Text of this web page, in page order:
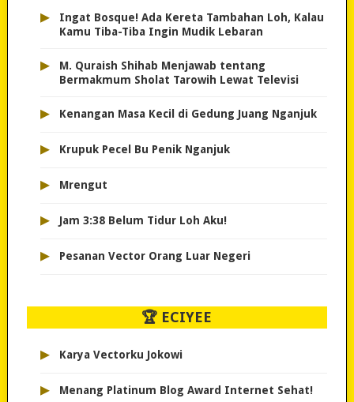
▸
Ingat Bosque! Ada Kereta Tambahan Loh, Kalau
Kamu Tiba-Tiba Ingin Mudik Lebaran
▸
M. Quraish Shihab Menjawab tentang
Bermakmum Sholat Tarowih Lewat Televisi
▸ Kenangan Masa Kecil di Gedung Juang Nganjuk
▸ Krupuk Pecel Bu Penik Nganjuk
▸ Mrengut
▸ Jam 3:38 Belum Tidur Loh Aku!
▸ Pesanan Vector Orang Luar Negeri
🏆 ECIYEE
▸ Karya Vectorku Jokowi
▸ Menang Platinum Blog Award Internet Sehat!